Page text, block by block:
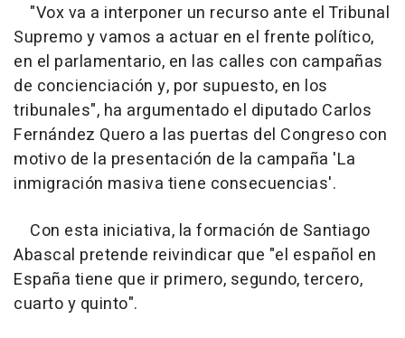
"Vox va a interponer un recurso ante el Tribunal
Supremo y vamos a actuar en el frente político,
en el parlamentario, en las calles con campañas
de concienciación y, por supuesto, en los
tribunales", ha argumentado el diputado Carlos
Fernández Quero a las puertas del Congreso con
motivo de la presentación de la campaña 'La
inmigración masiva tiene consecuencias'.
Con esta iniciativa, la formación de Santiago
Abascal pretende reivindicar que "el español en
España tiene que ir primero, segundo, tercero,
cuarto y quinto".